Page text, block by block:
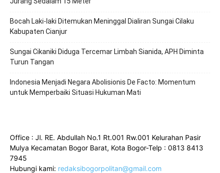
Bocah Laki-laki Ditemukan Meninggal Dialiran Sungai Cilaku
Kabupaten Cianjur
Sungai Cikaniki Diduga Tercemar Limbah Sianida, APH Diminta
Turun Tangan
‎Indonesia Menjadi Negara Abolisionis De Facto: Momentum
untuk Memperbaiki Situasi Hukuman Mati
Office : Jl. RE. Abdullah No.1 Rt.001 Rw.001 Kelurahan Pasir
Mulya Kecamatan Bogor Barat, Kota Bogor-Telp : 0813 8413
7945
Hubungi kami: redaksibogorpolitan@gmail.com